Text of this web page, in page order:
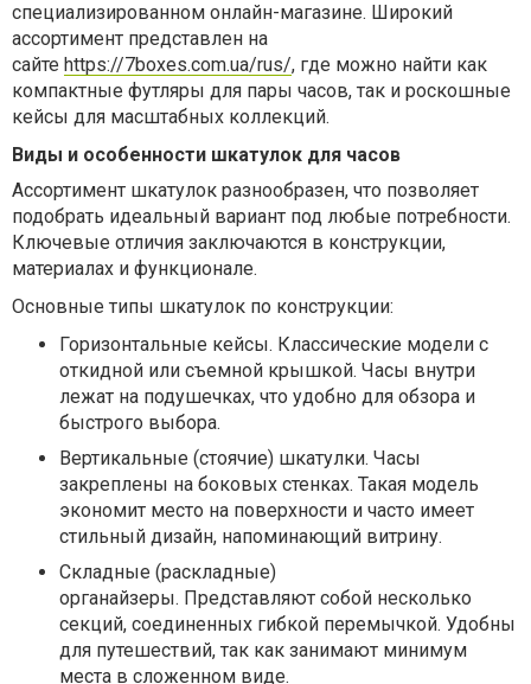
специализированном онлайн-магазине. Широкий
ассортимент представлен на
сайте https://7boxes.com.ua/rus/, где можно найти как
компактные футляры для пары часов, так и роскошные
кейсы для масштабных коллекций.
Виды и особенности шкатулок для часов
Ассортимент шкатулок разнообразен, что позволяет
подобрать идеальный вариант под любые потребности.
Ключевые отличия заключаются в конструкции,
материалах и функционале.
Основные типы шкатулок по конструкции:
Горизонтальные кейсы. Классические модели с
откидной или съемной крышкой. Часы внутри
лежат на подушечках, что удобно для обзора и
быстрого выбора.
Вертикальные (стоячие) шкатулки. Часы
закреплены на боковых стенках. Такая модель
экономит место на поверхности и часто имеет
стильный дизайн, напоминающий витрину.
Складные (раскладные)
органайзеры. Представляют собой несколько
секций, соединенных гибкой перемычкой. Удобны
для путешествий, так как занимают минимум
места в сложенном виде.